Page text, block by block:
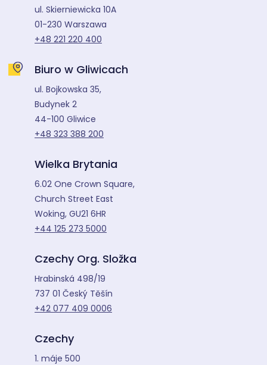
ul. Skierniewicka 10A
01-230 Warszawa
+48 221 220 400
Biuro w Gliwicach
ul. Bojkowska 35,
Budynek 2
44-100 Gliwice
+48 323 388 200
Wielka Brytania
6.02 One Crown Square,
Church Street East
Woking, GU21 6HR
+44 125 273 5000
Czechy Org. Složka
Hrabinská 498/19
737 01 Český Těšín
+42 077 409 0006
Czechy
1. máje 500